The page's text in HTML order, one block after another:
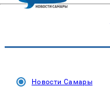
Новости Самары